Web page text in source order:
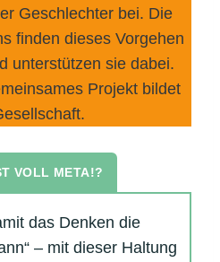
Geschlechter bei. Die
finden dieses Vorgehen
unterstützen sie dabei.
Projekt bildet
VOLL META!?
das Denken die
– mit dieser Haltung